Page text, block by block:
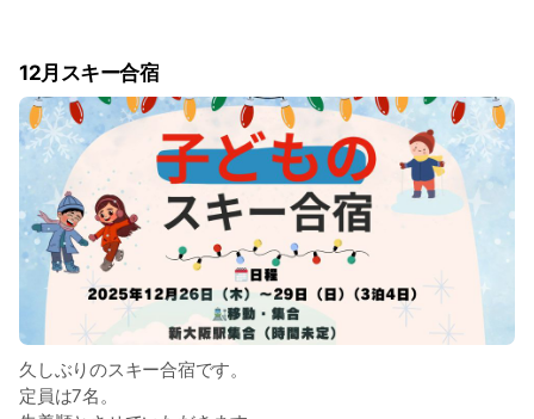
・スマホやゲームから一度距離を置く
・子ども自身の「感じる・考える時間」を大切にする
少人数の取り組みです。
▶︎ 詳細はこちら
https://note.com/futureedu/n/n233dc3d6321e
「少し気になる」
「話だけ聞いてみたい」
という方は、このLINEに
【キャンプ】と送ってください。
12月スキー合宿
久しぶりのスキー合宿です。
定員は7名。